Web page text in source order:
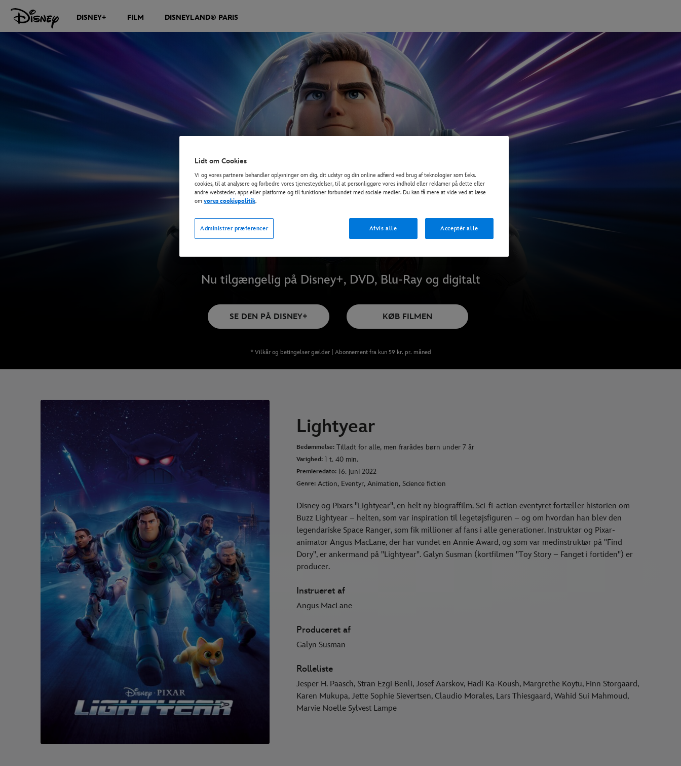
DISNEY+ FILM DISNEYLAND® PARIS
Nu tilgængelig på Disney+, DVD, Blu-Ray og digitalt
SE DEN PÅ DISNEY+ KØB FILMEN
* Vilkår og betingelser gælder | Abonnement fra kun 59 kr. pr. måned
Lightyear
Bedømmelse: Tilladt for alle, men frarådes børn under 7 år
Varighed: 1 t. 40 min.
Premieredato: 16. juni 2022
Genre: Action, Eventyr, Animation, Science fiction
Disney og Pixars "Lightyear", en helt ny biograffilm. Sci-fi-action eventyret fortæller historien om
Buzz Lightyear – helten, som var inspiration til legetøjsfiguren – og om hvordan han blev den
legendariske Space Ranger, som fik millioner af fans i alle generationer. Instruktør og Pixar-
animator Angus MacLane, der har vundet en Annie Award, og som var medinstruktør på "Find
Dory", er ankermand på "Lightyear". Galyn Susman (kortfilmen "Toy Story – Fanget i fortiden") er
producer.
Instrueret af
Angus MacLane
Produceret af
Galyn Susman
Rolleliste
Jesper H. Paasch, Stran Ezgi Benli, Josef Aarskov, Hadi Ka-Koush, Margrethe Koytu, Finn Storgaard,
Karen Mukupa, Jette Sophie Sievertsen, Claudio Morales, Lars Thiesgaard, Wahid Sui Mahmoud,
Marvie Noelle Sylvest Lampe
Lidt om Cookies
Vi og vores partnere behandler oplysninger om dig, dit udstyr og din online adfærd ved brug af teknologier som f.eks.
cookies, til at analysere og forbedre vores tjenesteydelser, til at personliggøre vores indhold eller reklamer på dette eller
andre websteder, apps eller platforme og til funktioner forbundet med sociale medier. Du kan få mere at vide ved at læse
om vores cookiepolitik.
Administrer præferencer Afvis alle Acceptér alle